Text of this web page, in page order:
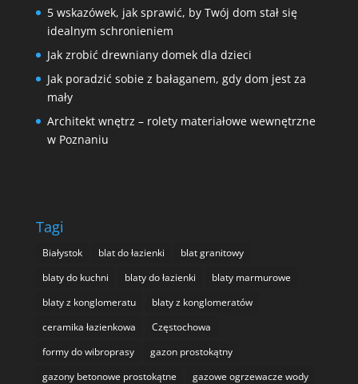
5 wskazówek, jak sprawić, by Twój dom stał się
idealnym schronieniem
Jak zrobić drewniany domek dla dzieci
Jak poradzić sobie z bałaganem, gdy dom jest za
mały
Architekt wnętrz – rolety materiałowe wewnętrzne
w Poznaniu
Tagi
Białystok blat do łazienki
blat granitowy
blaty do kuchni
blaty do łazienki
blaty marmurowe
blaty z konglomeratu
blaty z konglomeratów
ceramika łazienkowa
Częstochowa
formy do wibroprasy
gazon prostokątny
gazony betonowe prostokątne
gazowe ogrzewacze wody